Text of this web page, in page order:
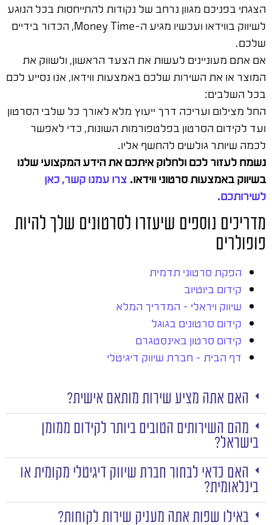
הצגתי בפניכם מגוון נרחב של נקודות להתייחסות בכל הנוגע
לשיווק בווידאו ועכשיו מגיע ה-Money Time, הכדור בידיים
שלכם.
אם אתם מעוניינים לעשות את הצעד הראשון, ולשווק את
המוצר או את השירות שלכם באמצעות ווידאו, אנו נסייע לכם
בכל השלבים:
החל מצילום ועריכה דרך ייעוץ מלא לאורך כל שלבי הסרטון
ועד לקידום הסרטון בפלטפורמות השונות, כדי לאפשר
לכמה שיותר גולשים להחשף אליו.
נשמח לעזור לכם ולחלוק איתכם את הידע המקצועי שלנו
בשיווק באמצעות סרטוני ווידאו. צרו עמנו קשר, כאן
לשירותכם.
מדריכים נוספים שיעזרו לסרטונים שלך להיות
פופולרים
הפקת סרטוני תדמית
קידום ביוטיוב
שיווק ויראלי – המדריך המלא
קידום סרטונים בגוגל
קידום סרטון באינסטגרם
דף הבית – חברת שיווק דיגיטלי
האם אתה מציע שירות מותאם אישית?
מהם השירותים הטובים ביותר לקידום ממומן
בישראל?
האם כדאי לבחור חברת שיווק דיגיטלי מקומית או
בינלאומית?
באילו שפות אתה מעניק שירות לקוחות?